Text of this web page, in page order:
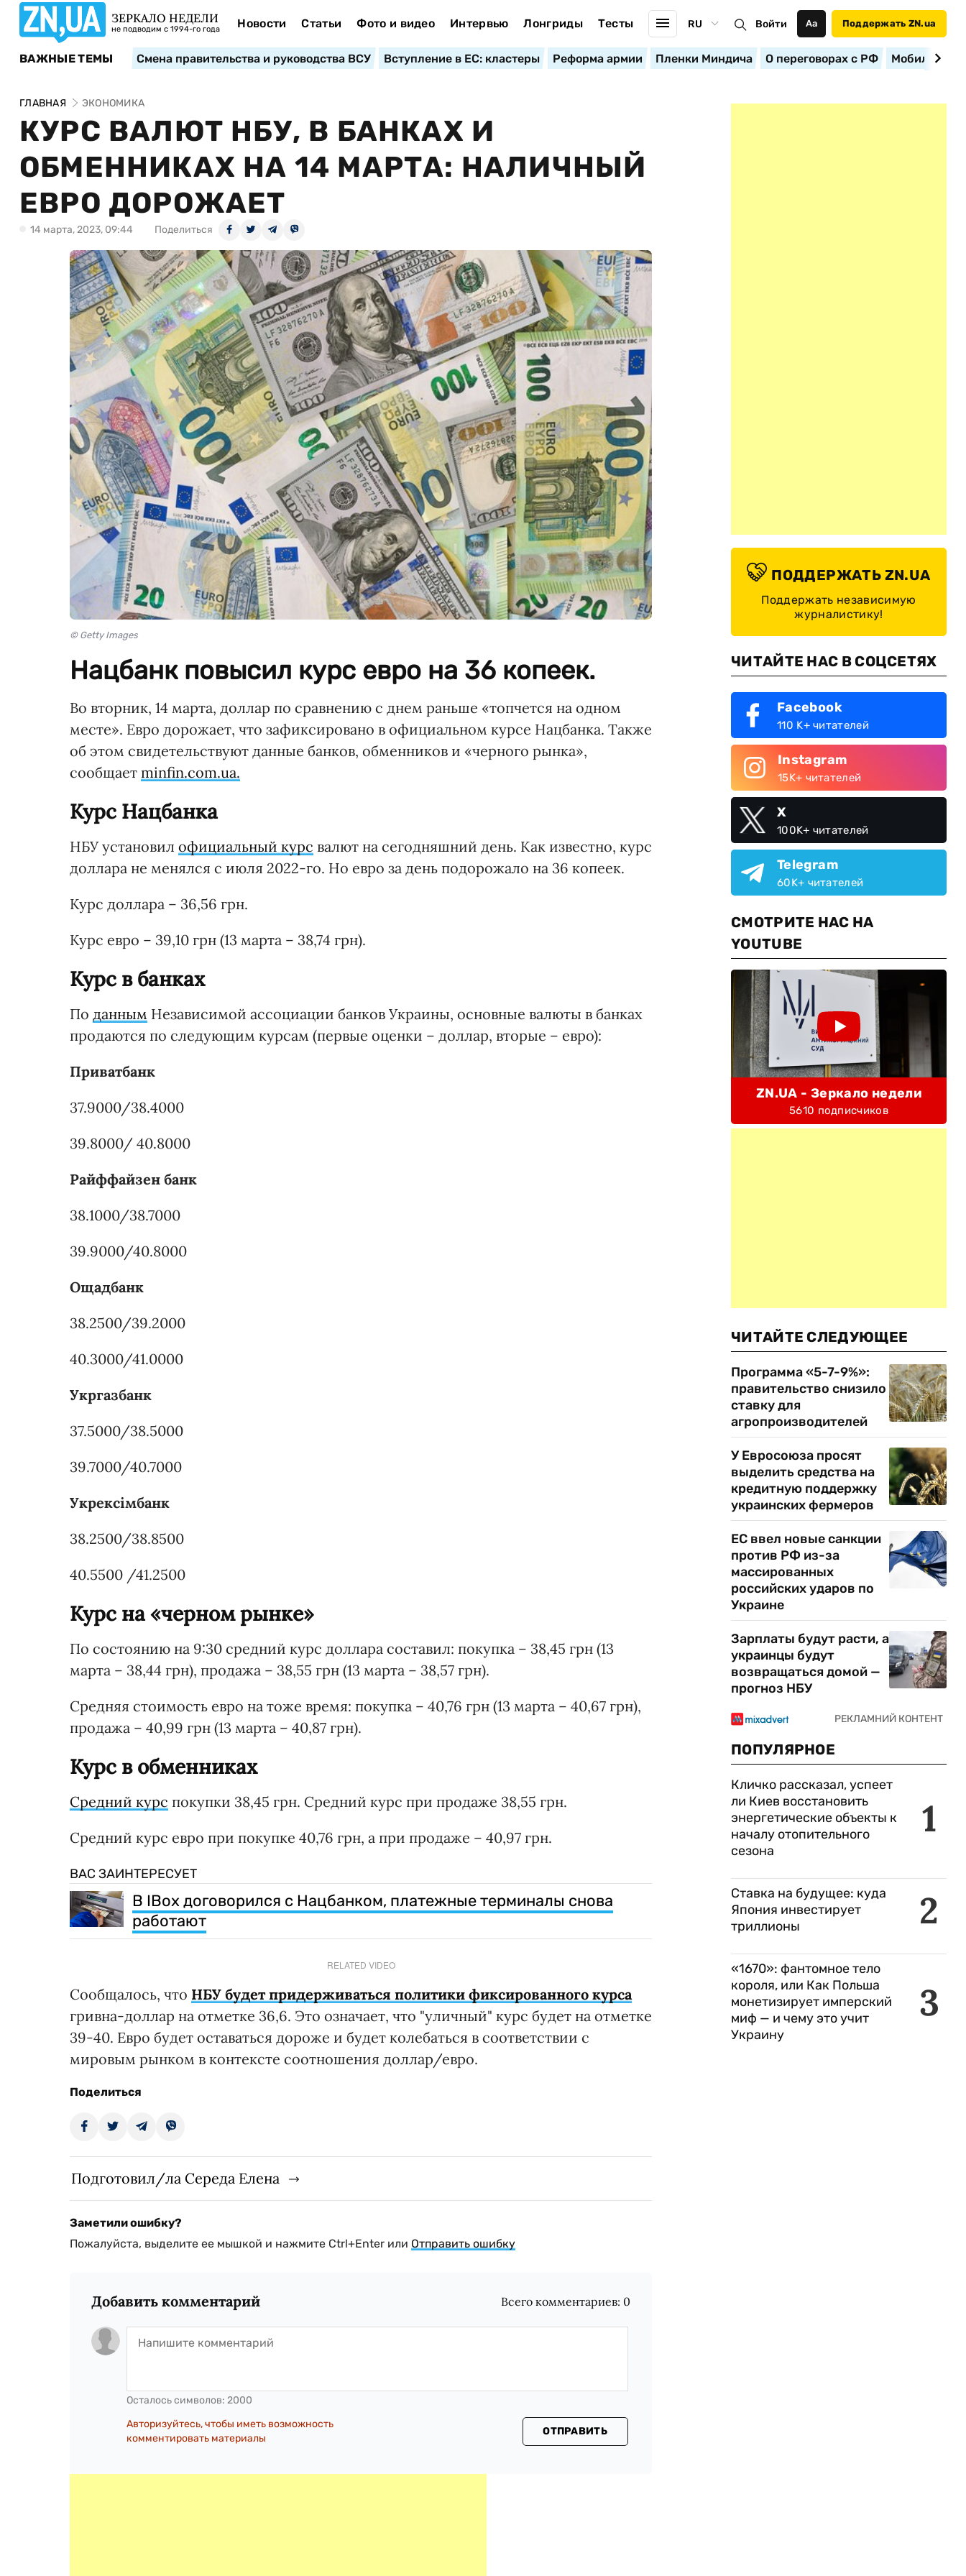
ЗЕРКАЛО НЕДЕЛИ
не подводим с 1994-го года Новости Статьи Фото и видео Интервью Лонгриды Тесты RU Войти Аа Поддержать ZN.ua
ВАЖНЫЕ ТЕМЫ Смена правительства и руководства ВСУ Вступление в ЕС: кластеры Реформа армии Пленки Миндича О переговорах с РФ
ГЛАВНАЯ ЭКОНОМИКА
КУРС ВАЛЮТ НБУ, В БАНКАХ И
ОБМЕННИКАХ НА 14 МАРТА: НАЛИЧНЫЙ
ЕВРО ДОРОЖАЕТ
14 марта, 2023, 09:44 Поделиться
© Getty Images
Нацбанк повысил курс евро на 36 копеек.
Во вторник, 14 марта, доллар по сравнению с днем раньше «топчется на одном
месте». Евро дорожает, что зафиксировано в официальном курсе Нацбанка. Также
об этом свидетельствуют данные банков, обменников и «черного рынка»,
сообщает minfin.com.ua.
Курс Нацбанка
НБУ установил официальный курс валют на сегодняшний день. Как известно, курс
доллара не менялся с июля 2022-го. Но евро за день подорожало на 36 копеек.
Курс доллара – 36,56 грн.
Курс евро – 39,10 грн (13 марта – 38,74 грн).
Курс в банках
По данным Независимой ассоциации банков Украины, основные валюты в банках
продаются по следующим курсам (первые оценки – доллар, вторые – евро):
Приватбанк
37.9000/38.4000
39.8000/ 40.8000
Райффайзен банк
38.1000/38.7000
39.9000/40.8000
Ощадбанк
38.2500/39.2000
40.3000/41.0000
Укргазбанк
37.5000/38.5000
39.7000/40.7000
Укрексімбанк
38.2500/38.8500
40.5500 /41.2500
Курс на «черном рынке»
По состоянию на 9:30 средний курс доллара составил: покупка – 38,45 грн (13
марта – 38,44 грн), продажа – 38,55 грн (13 марта – 38,57 грн).
Средняя стоимость евро на тоже время: покупка – 40,76 грн (13 марта – 40,67 грн),
продажа – 40,99 грн (13 марта – 40,87 грн).
Курс в обменниках
Средний курс покупки 38,45 грн. Средний курс при продаже 38,55 грн.
Средний курс евро при покупке 40,76 грн, а при продаже – 40,97 грн.
ВАС ЗАИНТЕРЕСУЕТ
В IBox договорился с Нацбанком, платежные терминалы снова
работают
RELATED VIDEO
Сообщалось, что НБУ будет придерживаться политики фиксированного курса
гривна-доллар на отметке 36,6. Это означает, что "уличный" курс будет на отметке
39-40. Евро будет оставаться дороже и будет колебаться в соответствии с
мировым рынком в контексте соотношения доллар/евро.
Поделиться
Подготовил/ла Середа Елена
Заметили ошибку?
Пожалуйста, выделите ее мышкой и нажмите Ctrl+Enter или Отправить ошибку
Добавить комментарий Всего комментариев: 0
Осталось символов: 2000
Авторизуйтесь, чтобы иметь возможность
комментировать материалы
ОТПРАВИТЬ
ПОДДЕРЖАТЬ ZN.UA
Поддержать независимую
журналистику!
ЧИТАЙТЕ НАС В СОЦСЕТЯХ
Facebook
110 K+ читателей
Instagram
15K+ читателей
X
100K+ читателей
Telegram
60K+ читателей
СМОТРИТЕ НАС НА
YOUTUBE
ZN.UA - Зеркало недели
5610 подписчиков
ЧИТАЙТЕ СЛЕДУЮЩЕЕ
Программа «5-7-9%»:
правительство снизило
ставку для
агропроизводителей
У Евросоюза просят
выделить средства на
кредитную поддержку
украинских фермеров
ЕС ввел новые санкции
против РФ из-за
массированных
российских ударов по
Украине
Зарплаты будут расти, а
украинцы будут
возвращаться домой —
прогноз НБУ
ПОПУЛЯРНОЕ
1
Кличко рассказал, успеет
ли Киев восстановить
энергетические объекты к
началу отопительного
сезона
2
Ставка на будущее: куда
Япония инвестирует
триллионы
3
«1670»: фантомное тело
короля, или Как Польша
монетизирует имперский
миф — и чему это учит
Украину